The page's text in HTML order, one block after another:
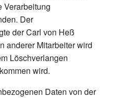
Verarbeitung
Der
der Carl von Heß
anderer Mitarbeiter wird
Löschverlangen
wird.
Daten von der